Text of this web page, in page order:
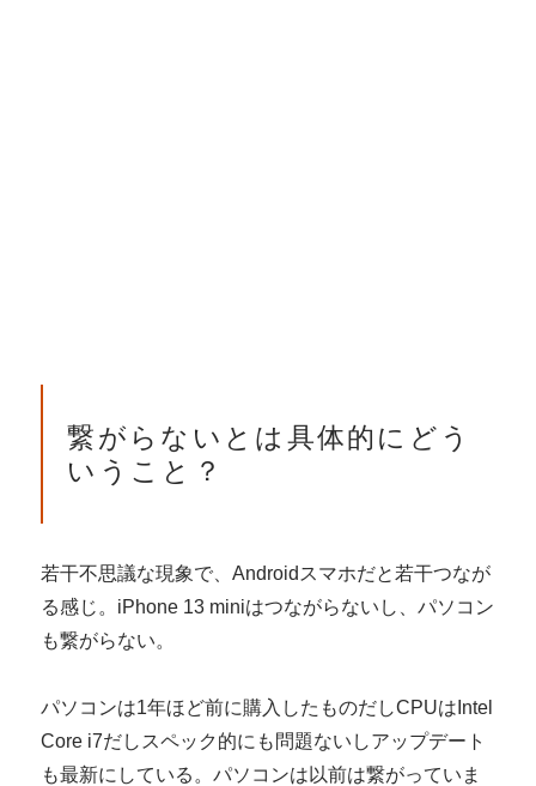
繋がらないとは具体的にどう
いうこと？
若干不思議な現象で、Androidスマホだと若干つなが
る感じ。iPhone 13 miniはつながらないし、パソコン
も繋がらない。
パソコンは1年ほど前に購入したものだしCPUはIntel
Core i7だしスペック的にも問題ないしアップデート
も最新にしている。パソコンは以前は繋がっていま